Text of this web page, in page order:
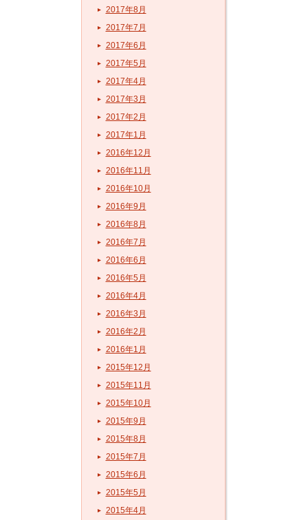
2017年8月
2017年7月
2017年6月
2017年5月
2017年4月
2017年3月
2017年2月
2017年1月
2016年12月
2016年11月
2016年10月
2016年9月
2016年8月
2016年7月
2016年6月
2016年5月
2016年4月
2016年3月
2016年2月
2016年1月
2015年12月
2015年11月
2015年10月
2015年9月
2015年8月
2015年7月
2015年6月
2015年5月
2015年4月